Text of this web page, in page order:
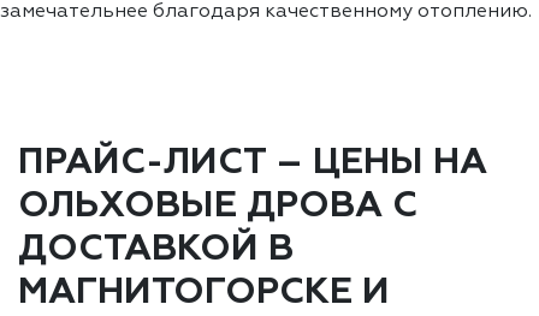
замечательнее благодаря качественному отоплению.
ПРАЙС-ЛИСТ – ЦЕНЫ НА
ОЛЬХОВЫЕ ДРОВА С
ДОСТАВКОЙ В
МАГНИТОГОРСКЕ И